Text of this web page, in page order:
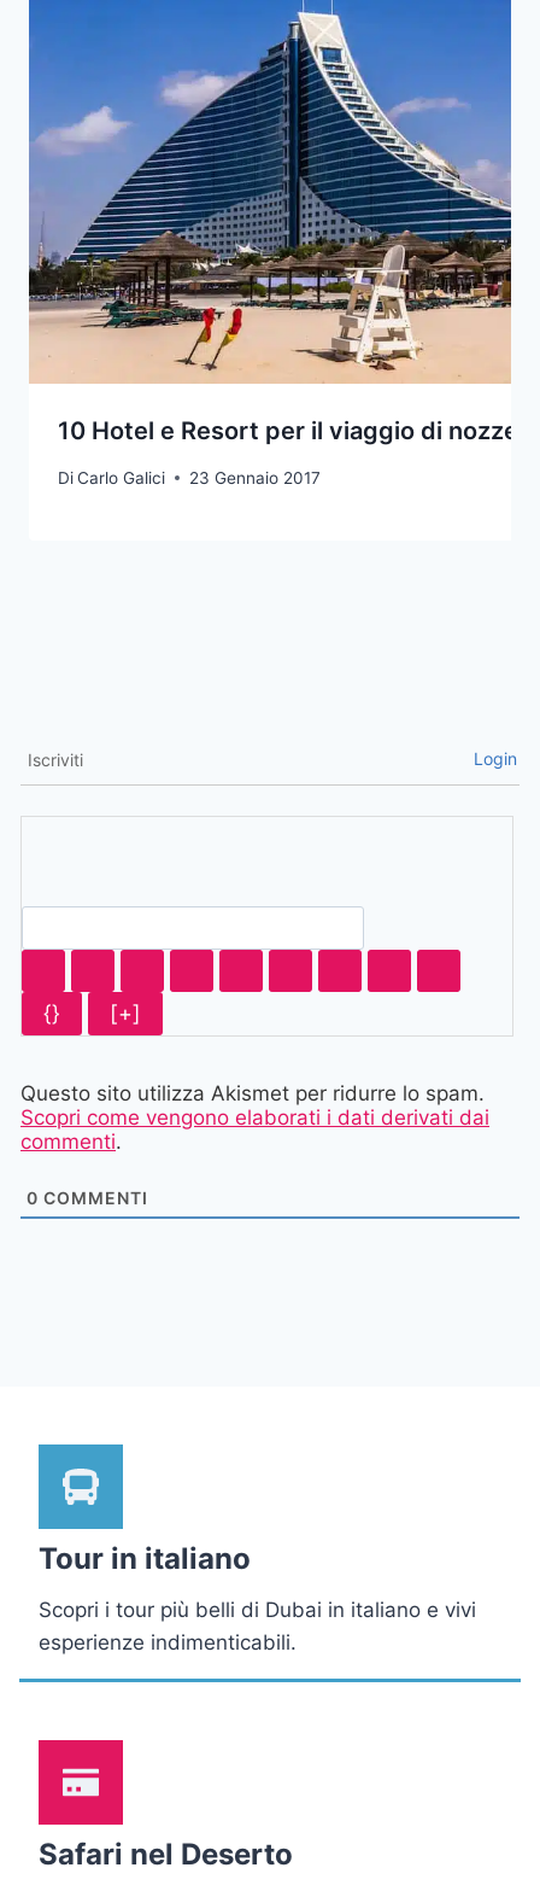
10 Hotel e Resort per il viaggio di nozze
DiCarlo Galici 23 Gennaio 2017
Iscriviti Login
{} [+]
Questo sito utilizza Akismet per ridurre lo spam.
Scopri come vengono elaborati i dati derivati dai
commenti.
0 COMMENTI
Tour in italiano
Scopri i tour più belli di Dubai in italiano e vivi
esperienze indimenticabili.
Safari nel Deserto